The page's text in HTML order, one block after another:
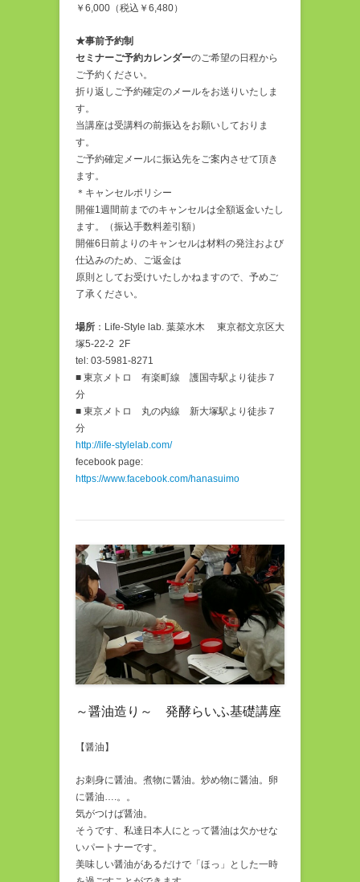
￥6,000（税込￥6,480）
★事前予約制
セミナーご予約カレンダーのご希望の日程から
ご予約ください。
折り返しご予約確定のメールをお送りいたしま
す。
当講座は受講料の前振込をお願いしておりま
す。
ご予約確定メールに振込先をご案内させて頂き
ます。
＊キャンセルポリシー
開催1週間前までのキャンセルは全額返金いたし
ます。（振込手数料差引額）
開催6日前よりのキャンセルは材料の発注および
仕込みのため、ご返金は
原則としてお受けいたしかねますので、予めご
了承ください。
場所 ：Life-Style lab. 葉菜水木 東京都文京区大
塚5-22-2 2F
tel: 03-5981-8271
■ 東京メトロ 有楽町線 護国寺駅より徒歩７
分
■ 東京メトロ 丸の内線 新大塚駅より徒歩７
分
http://life-stylelab.com/
fecebook page:
https://www.facebook.com/hanasuimo
～醤油造り～ 発酵らいふ基礎講座
【醤油】
お刺身に醤油。煮物に醤油。炒め物に醤油。卵
に醤油….。。
気がつけば醤油。
そうです、私達日本人にとって醤油は欠かせな
いパートナーです。
美味しい醤油があるだけで「ほっ」とした一時